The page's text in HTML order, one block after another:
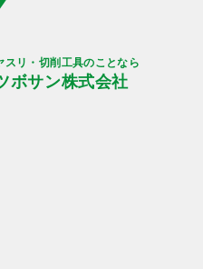
スリ・切削工具のことなら
ボサン株式会社